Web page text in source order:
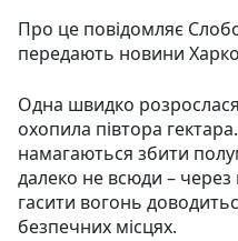
Про це повідомляє
передають новини
Одна швидко розрослася
охопила півтора
намагаються збити
далеко не всюди – через
гасити вогонь
безпечних місцях.